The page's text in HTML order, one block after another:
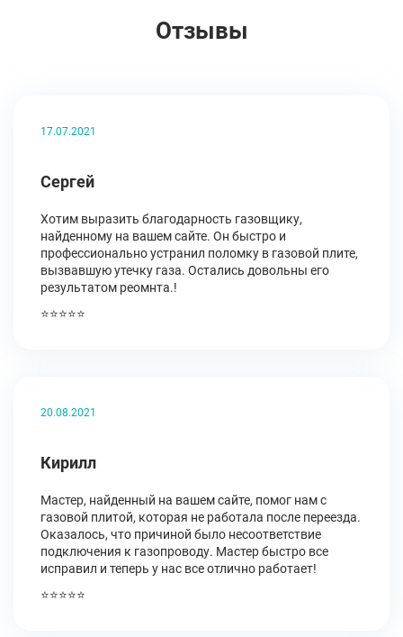
Отзывы
17.07.2021
Сергей
Хотим выразить благодарность газовщику,
найденному на вашем сайте. Он быстро и
профессионально устранил поломку в газовой плите,
вызвавшую утечку газа. Остались довольны его
результатом реомнта.!
⭐⭐⭐⭐⭐
20.08.2021
Кирилл
Мастер, найденный на вашем сайте, помог нам с
газовой плитой, которая не работала после переезда.
Оказалось, что причиной было несоответствие
подключения к газопроводу. Мастер быстро все
исправил и теперь у нас все отлично работает!
⭐⭐⭐⭐⭐